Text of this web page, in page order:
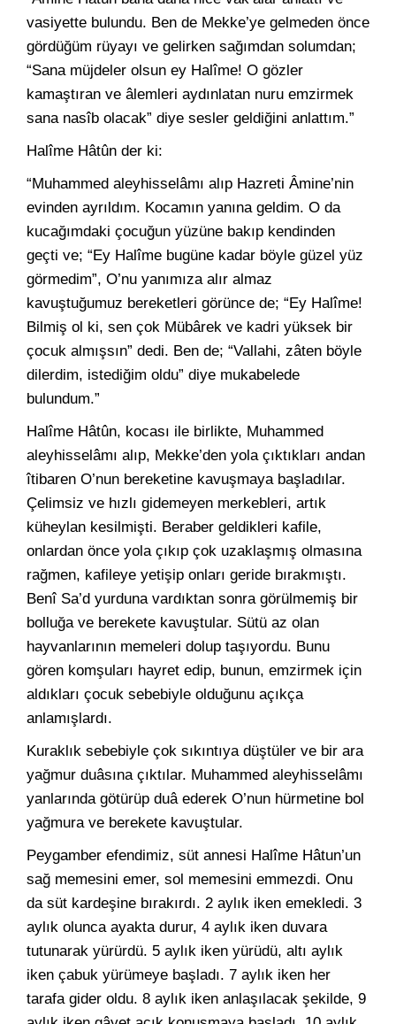
vasiyette bulundu. Ben de Mekke’ye gelmeden önce
gördüğüm rüyayı ve gelirken sağımdan solumdan;
“Sana müjdeler olsun ey Halîme! O gözler
kamaştıran ve âlemleri aydınlatan nuru emzirmek
sana nasîb olacak” diye sesler geldiğini anlattım.”
Halîme Hâtûn der ki:
“Muhammed aleyhisselâmı alıp Hazreti Âmine’nin
evinden ayrıldım. Kocamın yanına geldim. O da
kucağımdaki çocuğun yüzüne bakıp kendinden
geçti ve; “Ey Halîme bugüne kadar böyle güzel yüz
görmedim”, O’nu yanımıza alır almaz
kavuştuğumuz bereketleri görünce de; “Ey Halîme!
Bilmiş ol ki, sen çok Mübârek ve kadri yüksek bir
çocuk almışsın” dedi. Ben de; “Vallahi, zâten böyle
dilerdim, istediğim oldu” diye mukabelede
bulundum.”
Halîme Hâtûn, kocası ile birlikte, Muhammed
aleyhisselâmı alıp, Mekke’den yola çıktıkları andan
îtibaren O’nun bereketine kavuşmaya başladılar.
Çelimsiz ve hızlı gidemeyen merkebleri, artık
küheylan kesilmişti. Beraber geldikleri kafile,
onlardan önce yola çıkıp çok uzaklaşmış olmasına
rağmen, kafileye yetişip onları geride bırakmıştı.
Benî Sa’d yurduna vardıktan sonra görülmemiş bir
bolluğa ve berekete kavuştular. Sütü az olan
hayvanlarının memeleri dolup taşıyordu. Bunu
gören komşuları hayret edip, bunun, emzirmek için
aldıkları çocuk sebebiyle olduğunu açıkça
anlamışlardı.
Kuraklık sebebiyle çok sıkıntıya düştüler ve bir ara
yağmur duâsına çıktılar. Muhammed aleyhisselâmı
yanlarında götürüp duâ ederek O’nun hürmetine bol
yağmura ve berekete kavuştular.
Peygamber efendimiz, süt annesi Halîme Hâtun’un
sağ memesini emer, sol memesini emmezdi. Onu
da süt kardeşine bırakırdı. 2 aylık iken emekledi. 3
aylık olunca ayakta durur, 4 aylık iken duvara
tutunarak yürürdü. 5 aylık iken yürüdü, altı aylık
iken çabuk yürümeye başladı. 7 aylık iken her
tarafa gider oldu. 8 aylık iken anlaşılacak şekilde, 9